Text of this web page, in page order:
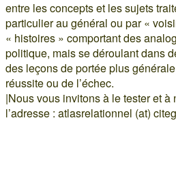
entre les concepts et les sujets
particulier au général ou par «
« histoires » comportant des
politique, mais se déroulant dans
des leçons de portée plus
réussite ou de l’échec.
|Nous vous invitons à le tester et
l’adresse : atlasrelationnel (at)